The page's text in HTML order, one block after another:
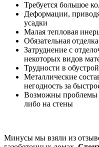
Требуется большое
Деформации,
усадки
Малая тепловая
Обязательная
Затруднение с
некоторых видов
Трудности в
Металлические
негодность за
Возможны проблемы
либо на стены
Минусы мы взяли из